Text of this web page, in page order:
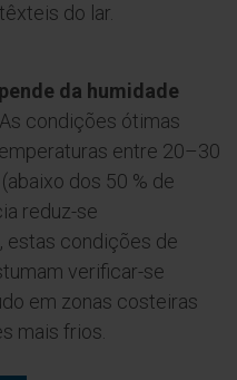
do lar.
da humidade
As condições ótimas
entre 20–30
dos 50 % de
reduz-se
estas condições de
verificar-se
em zonas costeiras
mais frios.